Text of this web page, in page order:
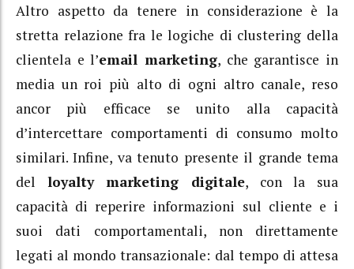
Altro aspetto da tenere in considerazione è la
stretta relazione fra le logiche di clustering della
clientela e l’email marketing, che garantisce in
media un roi più alto di ogni altro canale, reso
ancor più efficace se unito alla capacità
d’intercettare comportamenti di consumo molto
similari. Infine, va tenuto presente il grande tema
del loyalty marketing digitale, con la sua
capacità di reperire informazioni sul cliente e i
suoi dati comportamentali, non direttamente
legati al mondo transazionale: dal tempo di attesa